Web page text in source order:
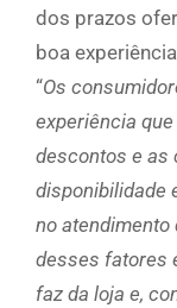
dos prazos
boa
“Os
experiência
descontos e as
disponibilidade
no atendimento
desses fatores
faz da loja e,